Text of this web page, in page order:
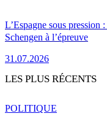
L’Espagne sous pression
Schengen à l’épreuve
31.07.2026
LES PLUS RÉCENTS
POLITIQUE